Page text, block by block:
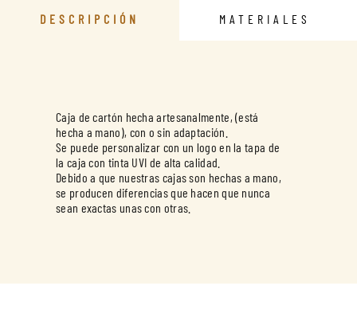
DESCRIPCIÓN MATERIALES
Caja de cartón hecha artesanalmente, (está
hecha a mano), con o sin adaptación.
Se puede personalizar con un logo en la tapa de
la caja con tinta UVI de alta calidad.
Debido a que nuestras cajas son hechas a mano,
se producen diferencias que hacen que nunca
sean exactas unas con otras.